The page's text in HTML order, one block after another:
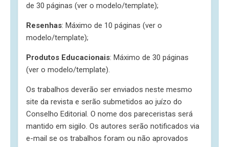
de 30 páginas (ver o modelo/template);
Resenhas: Máximo de 10 páginas (ver o
modelo/template);
Produtos Educacionais: Máximo de 30 páginas
(ver o modelo/template).
Os trabalhos deverão ser enviados neste mesmo
site da revista e serão submetidos ao juízo do
Conselho Editorial. O nome dos pareceristas será
mantido em sigilo. Os autores serão notificados via
e-mail se os trabalhos foram ou não aprovados